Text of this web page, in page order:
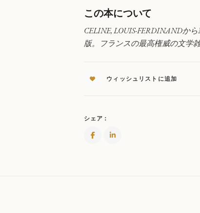
1961
年
QUANTITY
この本について
CELINE, LOUIS-FERDINANDか
版。フランスの最高権威の文学
ウィッシュリストに追加
シェア：